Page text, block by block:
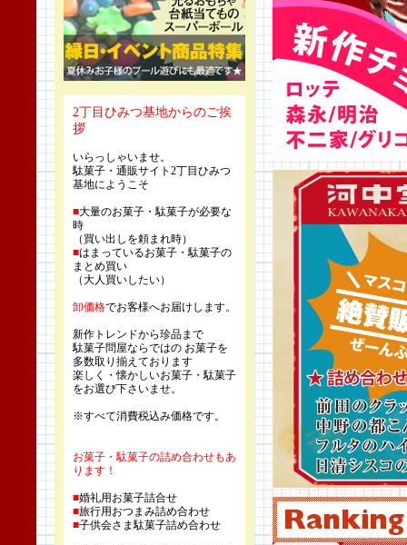
2丁目ひみつ基地からのご挨
拶
いらっしゃいませ。
駄菓子・通販サイト2丁目ひみつ
基地にようこそ
■大量のお菓子・駄菓子が必要な
時
（買い出しを頼まれ時）
■はまっているお菓子・駄菓子の
まとめ買い
（大人買いしたい）
卸価格でお客様へお届けします。
新作トレンドから珍品まで
駄菓子問屋ならではの お菓子を
多数取り揃えております
楽しく・懐かしいお菓子・駄菓子
をお選び下さいませ。
※すべて消費税込み価格です。
お菓子・駄菓子の詰め合わせもあ
ります！
■婚礼用お菓子詰合せ
■旅行用おつまみ詰め合わせ
■子供会さま駄菓子詰め合わせ